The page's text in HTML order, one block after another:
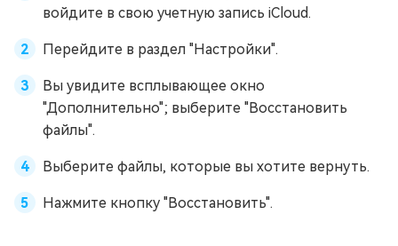
войдите в свою учетную запись iCloud.
Перейдите в раздел "Настройки".
Вы увидите всплывающее окно
"Дополнительно"; выберите "Восстановить
файлы".
Выберите файлы, которые вы хотите вернуть.
Нажмите кнопку "Восстановить".